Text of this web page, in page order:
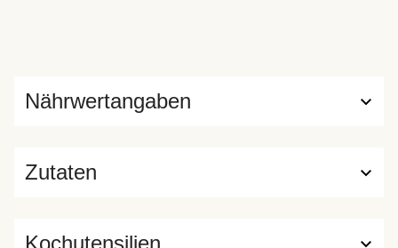
Zutaten
Nährwertangaben
Kochutensilien